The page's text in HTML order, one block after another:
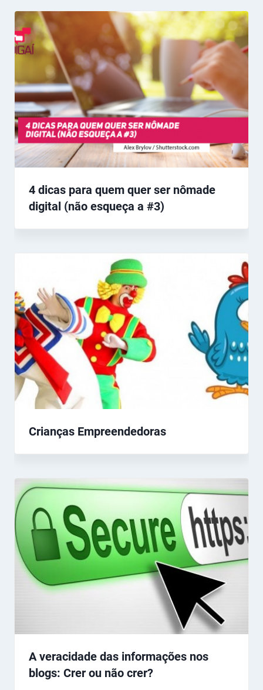
4 dicas para quem quer ser nômade
digital (não esqueça a #3)
Crianças Empreendedoras
A veracidade das informações nos
blogs: Crer ou não crer?